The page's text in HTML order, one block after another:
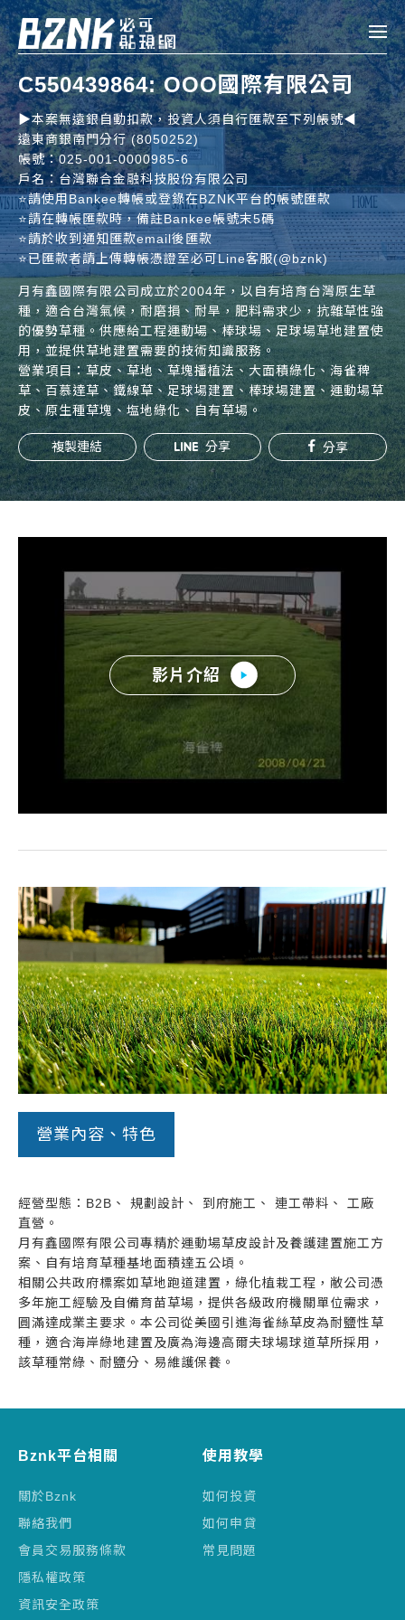
Bznk 必可貼現網
帳款轉讓
投資
申貸
企業融資
企業專案融資
個人融資
房屋副擔保融資
常見問題
帳款轉讓
企業專案融資
房屋副擔保融資
平台操作
知識專區
平台介紹
註冊 登入
C550439864: OOO國際有限公司
▶️本案無遠銀自動扣款，投資人須自行匯款至下列帳號◀️
遠東商銀南門分行 (8050252)
帳號：025-001-0000985-6
戶名：台灣聯合金融科技股份有限公司
⭐️請使用Bankee轉帳或登錄在BZNK平台的帳號匯款
⭐️請在轉帳匯款時，備註Bankee帳號末5碼
⭐️請於收到通知匯款email後匯款
⭐️已匯款者請上傳轉帳憑證至必可Line客服(@bznk)
月有鑫國際有限公司成立於2004年，以自有培育台灣原生草
種，適合台灣氣候，耐磨損、耐旱，肥料需求少，抗雜草性強
的優勢草種。供應給工程運動場、棒球場、足球場草地建置使
用，並提供草地建置需要的技術知識服務。
營業項目：草皮、草地、草塊播植法、大面積綠化、海雀稗
草、百慕達草、鐵線草、足球場建置、棒球場建置、運動場草
皮、原生種草塊、塩地綠化、自有草場。
複製連結 分享 分享
影片介紹
營業內容、特色
經營型態：B2B、 規劃設計、 到府施工、 連工帶料、 工廠
直營。
月有鑫國際有限公司專精於運動場草皮設計及養護建置施工方
案、自有培育草種基地面積達五公頃。
相關公共政府標案如草地跑道建置，綠化植栽工程，敝公司憑
多年施工經驗及自備育苗草場，提供各級政府機關單位需求，
圓滿達成業主要求。本公司從美國引進海雀絲草皮為耐鹽性草
種，適合海岸綠地建置及廣為海邊高爾夫球場球道草所採用，
該草種常綠、耐鹽分、易維護保養。
Bznk平台相關
關於Bznk
聯絡我們
會員交易服務條款
隱私權政策
資訊安全政策
使用教學
如何投資
如何申貸
常見問題